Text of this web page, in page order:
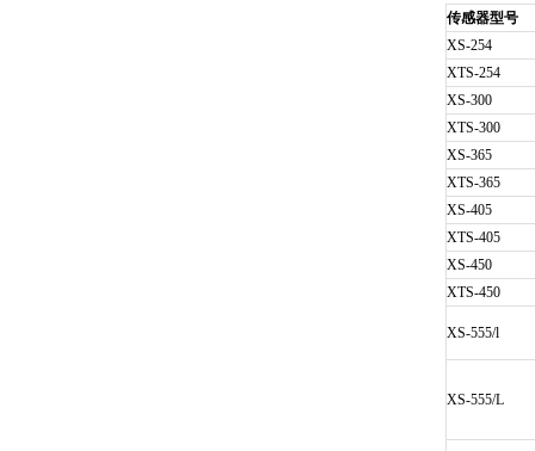
传感器型号
XS-254
XTS-254
XS-300
XTS-300
XS-365
XTS-365
XS-405
XTS-405
XS-450
XTS-450
XS-555/l
XS-555/L